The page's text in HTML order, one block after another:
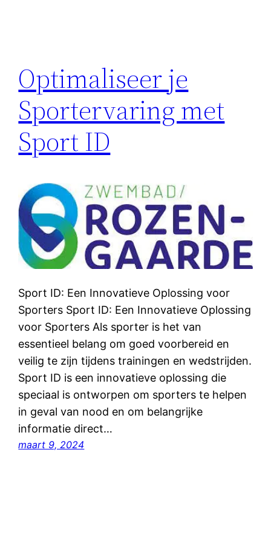
Optimaliseer je
Sportervaring met
Sport ID
Sport ID: Een Innovatieve Oplossing voor
Sporters Sport ID: Een Innovatieve Oplossing
voor Sporters Als sporter is het van
essentieel belang om goed voorbereid en
veilig te zijn tijdens trainingen en wedstrijden.
Sport ID is een innovatieve oplossing die
speciaal is ontworpen om sporters te helpen
in geval van nood en om belangrijke
informatie direct…
maart 9, 2024